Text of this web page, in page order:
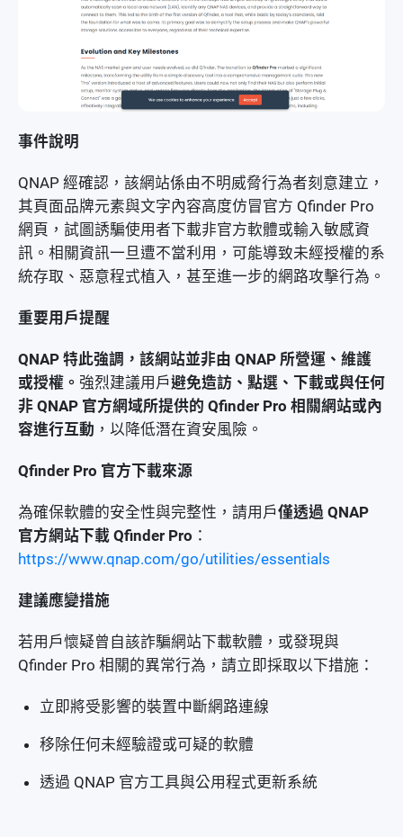
事件說明
QNAP 經確認，該網站係由不明威脅行為者刻意建立，
其頁面品牌元素與文字內容高度仿冒官方 Qfinder Pro
網頁，試圖誘騙使用者下載非官方軟體或輸入敏感資
訊。相關資訊一旦遭不當利用，可能導致未經授權的系
統存取、惡意程式植入，甚至進一步的網路攻擊行為。
重要用戶提醒
QNAP 特此強調，該網站並非由 QNAP 所營運、維護
或授權。 強烈建議用戶避免造訪、點選、下載或與任何
非 QNAP 官方網域所提供的 Qfinder Pro 相關網站或內
容進行互動 ，以降低潛在資安風險。
Qfinder Pro 官方下載來源
為確保軟體的安全性與完整性，請用戶僅透過 QNAP
官方網站下載 Qfinder Pro ：
https://www.qnap.com/go/utilities/essentials
建議應變措施
若用戶懷疑曾自該詐騙網站下載軟體，或發現與
Qfinder Pro 相關的異常行為，請立即採取以下措施：
立即將受影響的裝置中斷網路連線
移除任何未經驗證或可疑的軟體
透過 QNAP 官方工具與公用程式更新系統